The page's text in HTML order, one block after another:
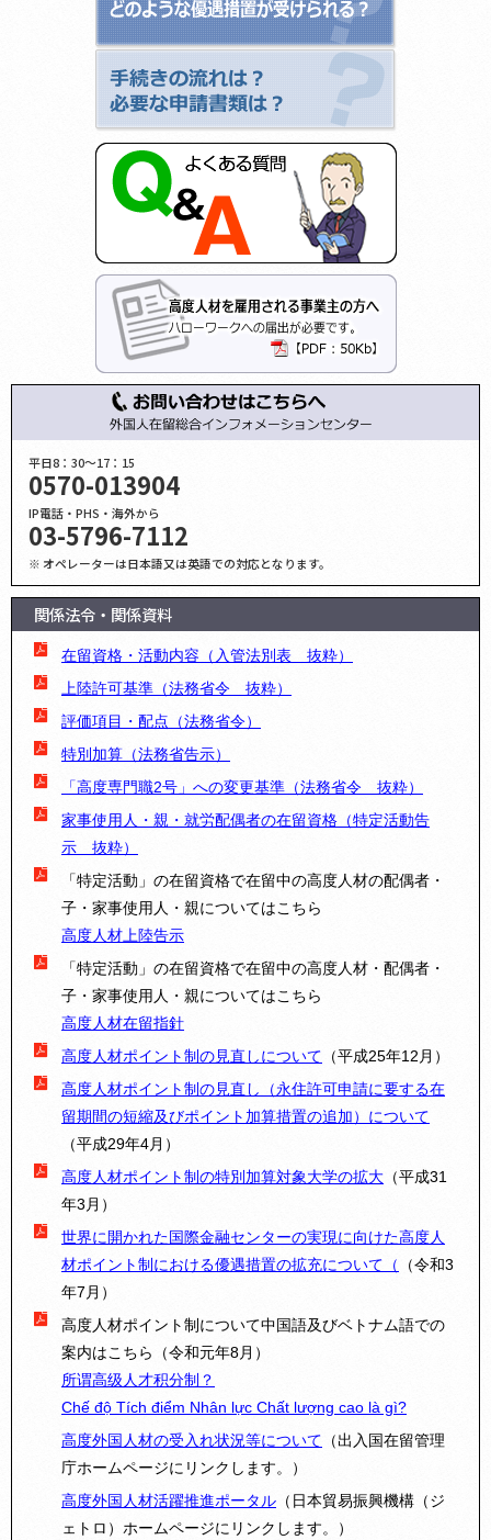
平日8：30～17：15
0570-013904
IP電話・PHS・海外から
03-5796-7112
※ オペレーターは日本語又は英語での対応となります。
関係法令・関係資料
在留資格・活動内容（入管法別表 抜粋）
上陸許可基準（法務省令 抜粋）
評価項目・配点（法務省令）
特別加算（法務省告示）
「高度専門職2号」への変更基準（法務省令 抜粋）
家事使用人・親・就労配偶者の在留資格（特定活動告
示 抜粋）
「特定活動」の在留資格で在留中の高度人材の配偶者・
子・家事使用人・親についてはこちら
高度人材上陸告示
「特定活動」の在留資格で在留中の高度人材・配偶者・
子・家事使用人・親についてはこちら
高度人材在留指針
高度人材ポイント制の見直しについて （平成25年12月）
高度人材ポイント制の見直し（永住許可申請に要する在
留期間の短縮及びポイント加算措置の追加）について
（平成29年4月）
高度人材ポイント制の特別加算対象大学の拡大 （平成31
年3月）
世界に開かれた国際金融センターの実現に向けた高度人
材ポイント制における優遇措置の拡充について（
（令和3
年7月）
高度人材ポイント制について中国語及びベトナム語での
案内はこちら（令和元年8月）
所谓高级人才积分制？
Chế độ Tích điểm Nhân lực Chất lượng cao là gì?
高度外国人材の受入れ状況等について （出入国在留管理
庁ホームページにリンクします。）
高度外国人材活躍推進ポータル （日本貿易振興機構（ジ
ェトロ）ホームページにリンクします。）